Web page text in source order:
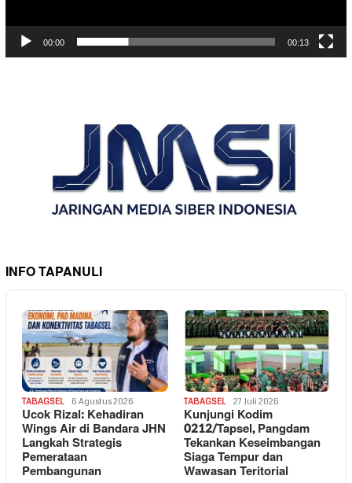
00:00 00:13
INFO TAPANULI
TABAGSEL 6 Agustus 2026
Ucok Rizal: Kehadiran
Wings Air di Bandara JHN
Langkah Strategis
Pemerataan
Pembangunan
TABAGSEL 27 Juli 2026
Kunjungi Kodim
0212/Tapsel, Pangdam
Tekankan Keseimbangan
Siaga Tempur dan
Wawasan Teritorial